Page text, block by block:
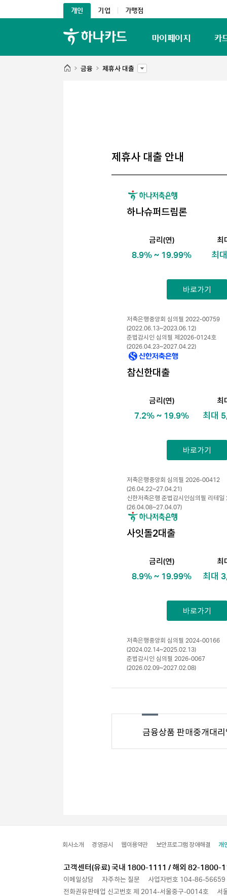
개인 기업 가맹점
마이페이지 카
금융 제휴사 대출
제휴사 대출 안내
하나슈퍼드림론
금리(연)
8.9% ~ 19.99%
최
최
바로가기
저축은행중앙회 심의필 2022-00759
(2022.06.13~2023.06.12)
준법감시인 심의필 제2026-0124호
(2026.04.23~2027.04.22)
참신한대출
금리(연)
7.2% ~ 19.9%
최
최대
바로가기
저축은행중앙회 심의필 2026-00412
(26.04.22~27.04.21)
신한저축은행 준법감시인심의필 리테
(26.04.08~27.04.07)
사잇돌2대출
금리(연)
8.9% ~ 19.99%
최
최대
바로가기
저축은행중앙회 심의필 2024-00166
(2024.02.14~2025.02.13)
준법감시인 심의필 2026-0067
(2026.02.09~2027.02.08)
금융상품 판매중개대
회사소개 경영공시 웹이용약관 보안프로그램 장애해결 개
고객센터(유료) 국내 1800-1111 / 해외 82-1800-
이메일상담 자주하는 질문
사업자번호 104-86-56659
전화권유판매업 신고번호 제 2014-서울중구-0014호
서